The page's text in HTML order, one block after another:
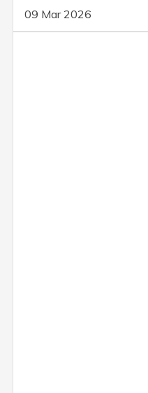
09 Mar 2026